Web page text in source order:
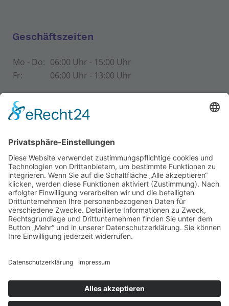
Geschäftszeiten
Mo - Do: 06:00 Uhr - 15:00 Uhr
Fr:
06:00 Uhr - 13:00 Uhr
Partner
Copyright © 2026 Hansa Press- und Maschinenbau
GmbH. Alle Rechte vorbehalten.
Barrierefreies Webdesign by HGD Media